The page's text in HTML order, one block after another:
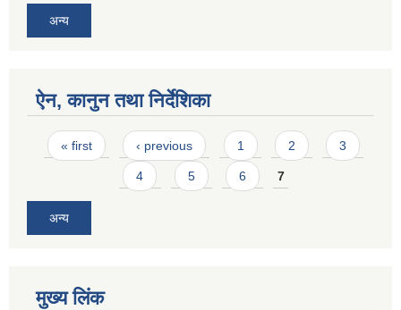
अन्य
ऐन, कानुन तथा निर्देशिका
Pages
« first ‹ previous 1 2 3
4 5 6 7
अन्य
मुख्य लिंक